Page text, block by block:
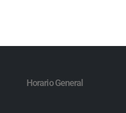
Horario General